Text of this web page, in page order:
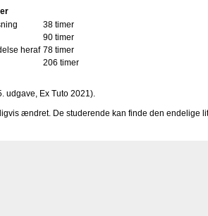
38 timer
90 timer
heraf 78 timer
206 timer
udgave, Ex Tuto 2021).
ændret. De studerende kan finde den endelige